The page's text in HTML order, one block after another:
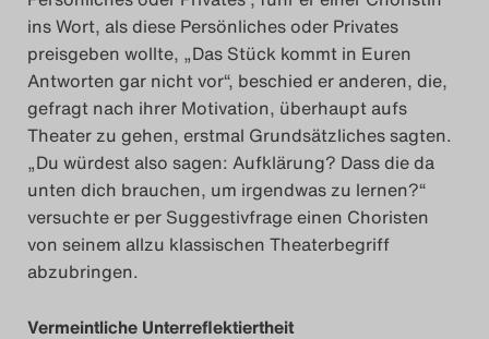
Das Theatertreffen-Blog
2019
Das Theatertreffen-Blog
2020
Das Theatertreffen-Blog
ins Wort, als diese Persönliches oder Privates
preisgeben wollte, „Das Stück kommt in Euren
Antworten gar nicht vor“, beschied er anderen, die,
gefragt nach ihrer Motivation, überhaupt aufs
Theater zu gehen, erstmal Grundsätzliches sagten.
„Du würdest also sagen: Aufklärung? Dass die da
unten dich brauchen, um irgendwas zu lernen?“
versuchte er per Suggestivfrage einen Choristen
von seinem allzu klassischen Theaterbegriff
abzubringen.
Vermeintliche Unterreflektiertheit